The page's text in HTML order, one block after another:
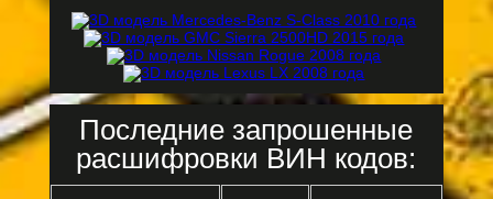
Последние запрошенные
расшифровки ВИН кодов: